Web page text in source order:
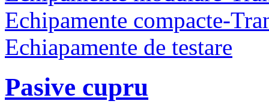
Echipamente compacte-
Echiapamente de testare
Pasive cupru